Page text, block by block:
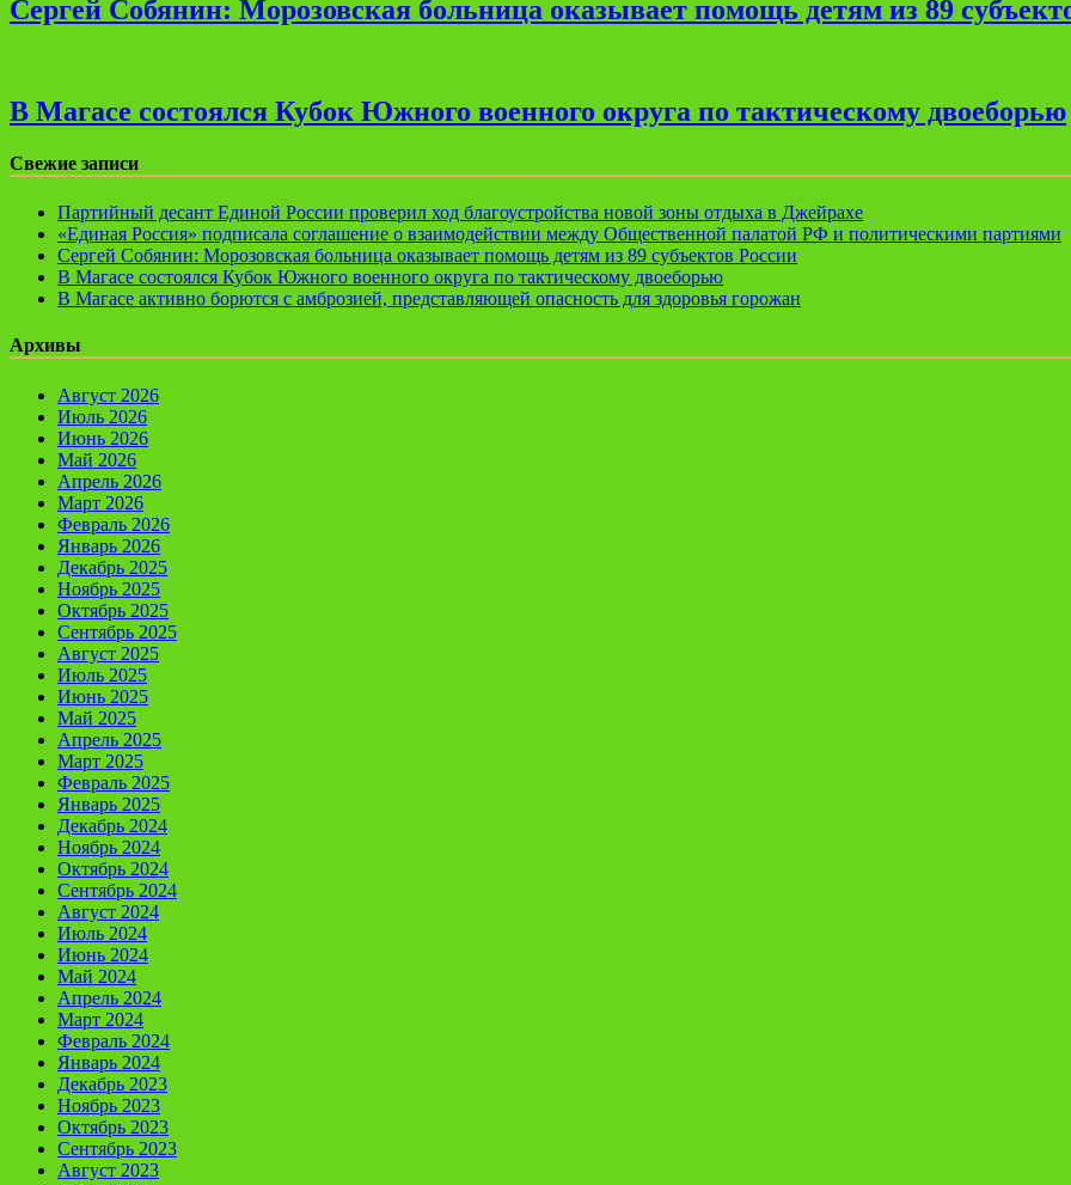
Сергей Собянин: Морозовская больница оказывает помощь детям из 89
В Магасе состоялся Кубок Южного военного округа по тактическому двоеборью
Свежие записи
Партийный десант Единой России проверил ход благоустройства новой зоны отдыха в Джейрахе
«Единая Россия» подписала соглашение о взаимодействии между Общественной палатой РФ и политическими партиями
Сергей Собянин: Морозовская больница оказывает помощь детям из 89 субъектов России
В Магасе состоялся Кубок Южного военного округа по тактическому двоеборью
В Магасе активно борются с амброзией, представляющей опасность для здоровья горожан
Архивы
Август 2026
Июль 2026
Июнь 2026
Май 2026
Апрель 2026
Март 2026
Февраль 2026
Январь 2026
Декабрь 2025
Ноябрь 2025
Октябрь 2025
Сентябрь 2025
Август 2025
Июль 2025
Июнь 2025
Май 2025
Апрель 2025
Март 2025
Февраль 2025
Январь 2025
Декабрь 2024
Ноябрь 2024
Октябрь 2024
Сентябрь 2024
Август 2024
Июль 2024
Июнь 2024
Май 2024
Апрель 2024
Март 2024
Февраль 2024
Январь 2024
Декабрь 2023
Ноябрь 2023
Октябрь 2023
Сентябрь 2023
Август 2023